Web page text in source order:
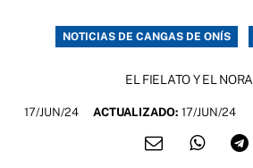
NOTICIAS DE CANGAS DE ONÍS
EL FIELATO Y EL NORA
17/JUN/24 ACTUALIZADO: 17/JUN/24